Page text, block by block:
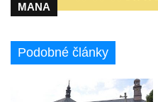
MANA
Podobné články